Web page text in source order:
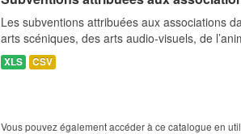
Les subventions attribuées aux associations
arts scéniques, des arts audio-visuels, de
XLS CSV
Vous pouvez également accéder à ce catalogue en